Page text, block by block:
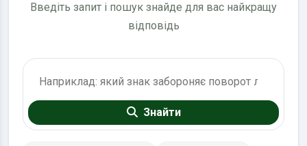
Введіть запит і пошук знайде для вас найкращу
відповідь
Знайти